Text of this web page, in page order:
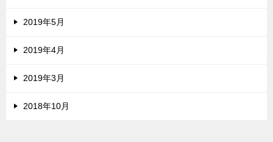
2019年5月
2019年4月
2019年3月
2018年10月